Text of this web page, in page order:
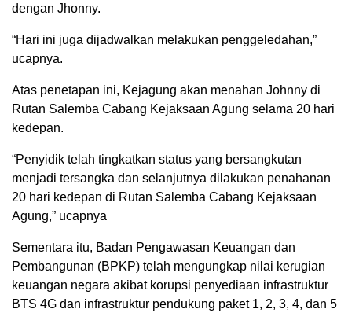
dengan Jhonny.
“Hari ini juga dijadwalkan melakukan penggeledahan,”
ucapnya.
Atas penetapan ini, Kejagung akan menahan Johnny di
Rutan Salemba Cabang Kejaksaan Agung selama 20 hari
kedepan.
“Penyidik telah tingkatkan status yang bersangkutan
menjadi tersangka dan selanjutnya dilakukan penahanan
20 hari kedepan di Rutan Salemba Cabang Kejaksaan
Agung,” ucapnya
Sementara itu, Badan Pengawasan Keuangan dan
Pembangunan (BPKP) telah mengungkap nilai kerugian
keuangan negara akibat korupsi penyediaan infrastruktur
BTS 4G dan infrastruktur pendukung paket 1, 2, 3, 4, dan 5